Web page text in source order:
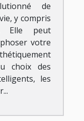
de
y compris
Elle peut
votre
choix des
les